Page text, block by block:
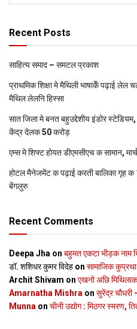
Recent Posts
साहित्य समाद – समटल प्रकाश
प्राथमिक शि‍क्षा मे मैथि‍ली भाषाकेँ पढ़ाई
मैथिल लेलनि हिस्सा
सात जिला मे बनत बहुउद्देशीय इंडोर
केंद्र देलक 50 करोड़
एम्स मे शिफ्ट होयत डीएमसीएच क सामान,
होटल मैनेजमेंट क पढ़ाई करती बालिका गृह क
बेंगलुरु
Recent Comments
Deepa Jha on बहुमत एकटा भीड़क नाम
डॉ. शशिधर कुमर विदेह on सामाजिक
Archit Shivam on एखनो अछि
Amarnatha Mishra on सुरेंद्र चौधरी
Munna on चीनी उद्योग : मिठगर स्‍मरण,